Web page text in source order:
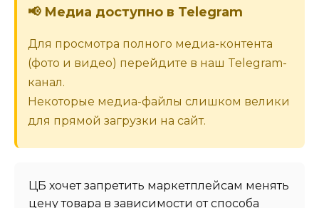
📢 Медиа доступно в Telegram
Для просмотра полного медиа-контента
(фото и видео) перейдите в наш Telegram-
канал.
Некоторые медиа-файлы слишком велики
для прямой загрузки на сайт.
ЦБ хочет запретить маркетплейсам менять
цену товара в зависимости от способа